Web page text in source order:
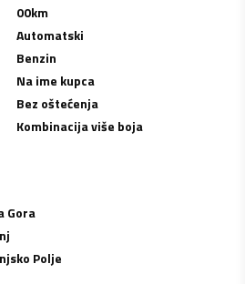
00km
Automatski
Benzin
Na ime kupca
Bez oštećenja
Kombinacija više boja
Gora
Polje